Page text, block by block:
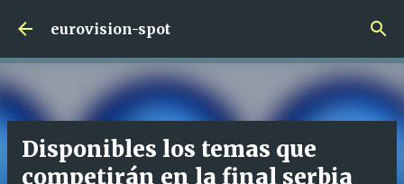
Ir al contenido principal
eurovision-spot
Disponibles los temas que
competirán en la final serbia